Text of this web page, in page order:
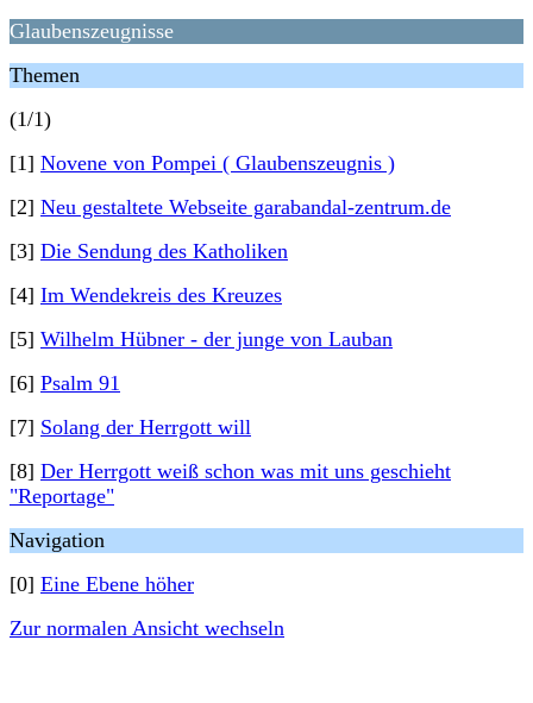
Glaubenszeugnisse
Themen
(1/1)
[1] Novene von Pompei ( Glaubenszeugnis )
[2] Neu gestaltete Webseite garabandal-zentrum.de
[3] Die Sendung des Katholiken
[4] Im Wendekreis des Kreuzes
[5] Wilhelm Hübner - der junge von Lauban
[6] Psalm 91
[7] Solang der Herrgott will
[8] Der Herrgott weiß schon was mit uns geschieht
"Reportage"
Navigation
[0] Eine Ebene höher
Zur normalen Ansicht wechseln